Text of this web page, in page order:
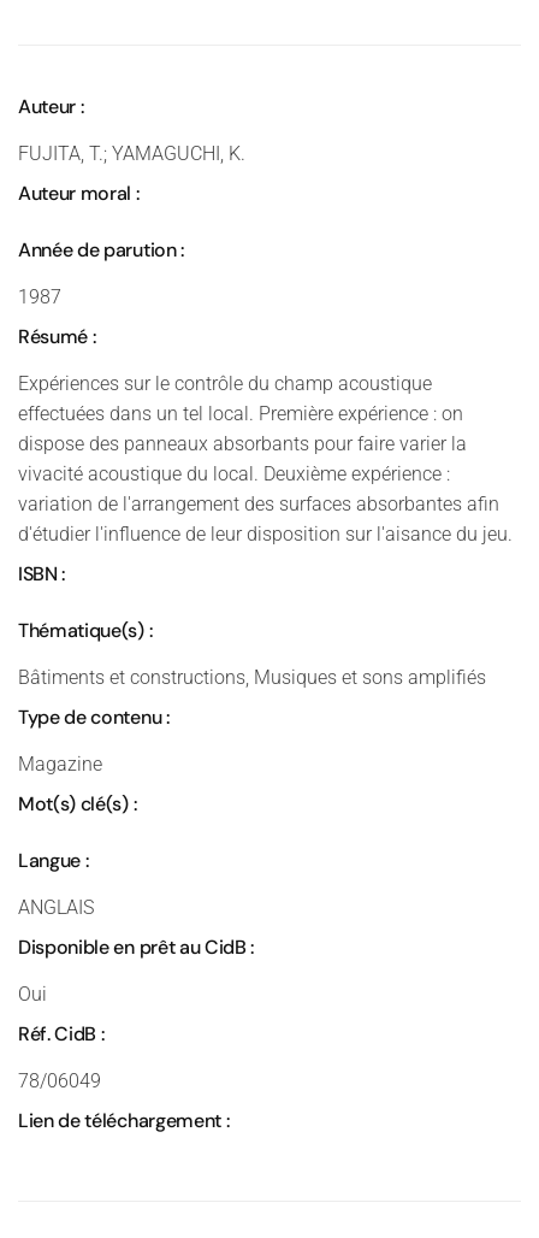
Auteur :
FUJITA, T.; YAMAGUCHI, K.
Auteur moral :
Année de parution :
1987
Résumé :
Expériences sur le contrôle du champ acoustique
effectuées dans un tel local. Première expérience : on
dispose des panneaux absorbants pour faire varier la
vivacité acoustique du local. Deuxième expérience :
variation de l'arrangement des surfaces absorbantes afin
d'étudier l'influence de leur disposition sur l'aisance du jeu.
ISBN :
Thématique(s) :
Bâtiments et constructions, Musiques et sons amplifiés
Type de contenu :
Magazine
Mot(s) clé(s) :
Langue :
ANGLAIS
Disponible en prêt au CidB :
Oui
Réf. CidB :
78/06049
Lien de téléchargement :